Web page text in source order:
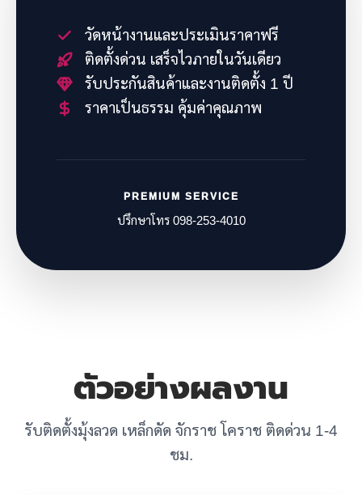
วัดหน้างานและประเมินราคาฟรี
ติดตั้งด่วน เสร็จไวภายในวันเดียว
รับประกันสินค้าและงานติดตั้ง 1 ปี
ราคาเป็นธรรม คุ้มค่าคุณภาพ
PREMIUM SERVICE
ปรึกษาโทร 098-253-4010
ตัวอย่างผลงาน
รับติดตั้งมุ้งลวด เหล็กดัด จักราช โคราช ติดด่วน 1-4
ชม.